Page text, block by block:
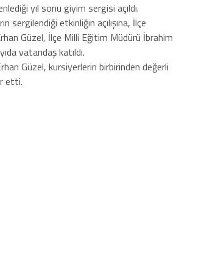
yıl sonu giyim sergisi açıldı.
sergilendiği etkinliğin açılışına, İlçe
Güzel, İlçe Milli Eğitim Müdürü İbrahim
vatandaş katıldı.
Güzel, kursiyerlerin birbirinden değerli
etti.